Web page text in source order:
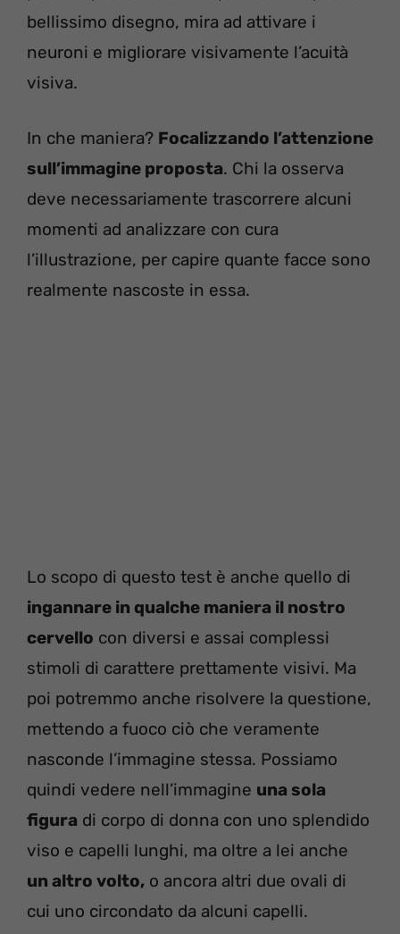
bellissimo disegno, mira ad attivare i
neuroni e migliorare visivamente l’acuità
visiva.
In che maniera? Focalizzando l’attenzione
sull’immagine proposta. Chi la osserva
deve necessariamente trascorrere alcuni
momenti ad analizzare con cura
l’illustrazione, per capire quante facce sono
realmente nascoste in essa.
Lo scopo di questo test è anche quello di
ingannare in qualche maniera il nostro
cervello con diversi e assai complessi
stimoli di carattere prettamente visivi. Ma
poi potremmo anche risolvere la questione,
mettendo a fuoco ciò che veramente
nasconde l’immagine stessa. Possiamo
quindi vedere nell’immagine una sola
figura di corpo di donna con uno splendido
viso e capelli lunghi, ma oltre a lei anche
un altro volto, o ancora altri due ovali di
cui uno circondato da alcuni capelli.